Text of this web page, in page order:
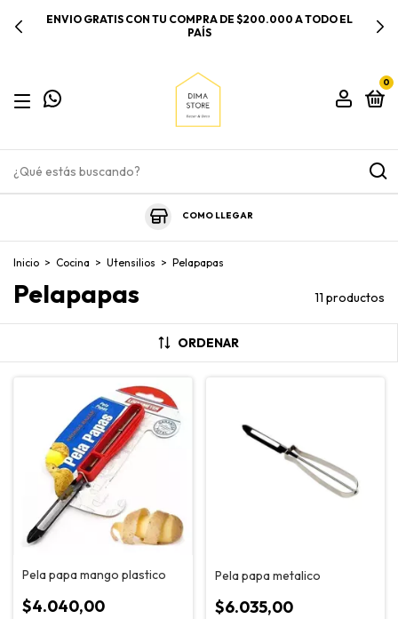
ENVIO GRATIS CON TU COMPRA DE $200.000 A TODO EL
PAÍS
0
COMO LLEGAR
Inicio > Cocina > Utensilios > Pelapapas
Pelapapas 11 productos
ORDENAR
Pela papa mango plastico
$4.040,00
Pela papa metalico
$6.035,00